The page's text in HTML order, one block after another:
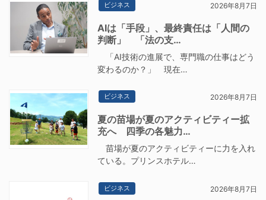
ビジネス 2026年8月7日
AIは「手段」、最終責任は「人間の
判断」 「法の支…
「AI技術の進展で、専門職の仕事はどう
変わるのか？」 現在…
ビジネス 2026年8月7日
夏の苗場が夏のアクティビティー拡
充へ 四季の各魅力…
苗場が夏のアクティビティーに力を入れ
ている。プリンスホテル…
ビジネス 2026年8月7日